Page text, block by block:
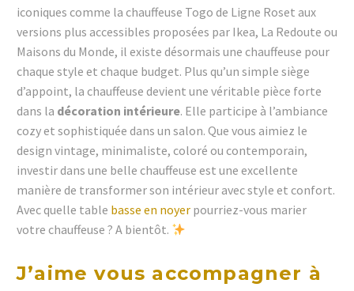
iconiques comme la chauffeuse Togo de Ligne Roset aux
versions plus accessibles proposées par Ikea, La Redoute ou
Maisons du Monde, il existe désormais une chauffeuse pour
chaque style et chaque budget. Plus qu’un simple siège
d’appoint, la chauffeuse devient une véritable pièce forte
dans la décoration intérieure. Elle participe à l’ambiance
cozy et sophistiquée dans un salon. Que vous aimiez le
design vintage, minimaliste, coloré ou contemporain,
investir dans une belle chauffeuse est une excellente
manière de transformer son intérieur avec style et confort.
Avec quelle table basse en noyer pourriez-vous marier
votre chauffeuse ? A bientôt.
J’aime vous accompagner à